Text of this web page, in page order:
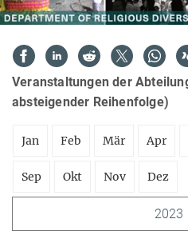
Veranstaltungen der
absteigender Reihenfolge)
Jan Feb Mär Apr
Sep Okt Nov Dez
2023